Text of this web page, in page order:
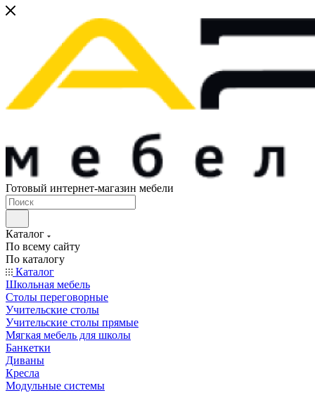
Готовый интернет-магазин мебели
Каталог
По всему сайту
По каталогу
Каталог
Школьная мебель
Столы переговорные
Учительские столы
Учительские столы прямые
Мягкая мебель для школы
Банкетки
Диваны
Кресла
Модульные системы